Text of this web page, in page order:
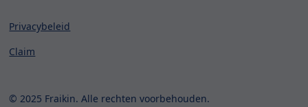
© 2025 Fraikin. Alle rechten voorbehouden.
Privacybeleid
Claim